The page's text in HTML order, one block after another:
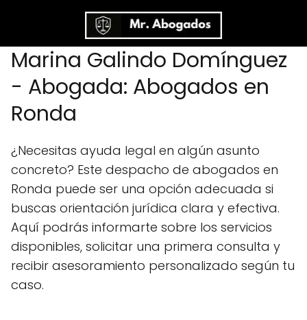
Marina Galindo Domínguez
- Abogada: Abogados en
Ronda
¿Necesitas ayuda legal en algún asunto
concreto? Este despacho de abogados en
Ronda puede ser una opción adecuada si
buscas orientación jurídica clara y efectiva.
Aquí podrás informarte sobre los servicios
disponibles, solicitar una primera consulta y
recibir asesoramiento personalizado según tu
caso.